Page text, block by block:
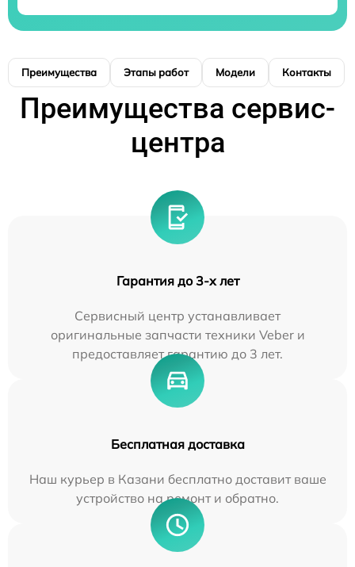
Преимущества Этапы работ Модели Контакты
Преимущества сервис-
центра
Гарантия до 3-х лет
Сервисный центр устанавливает
оригинальные запчасти техники Veber и
предоставляет гарантию до 3 лет.
Бесплатная доставка
Наш курьер в Казани бесплатно доставит ваше
устройство на ремонт и обратно.